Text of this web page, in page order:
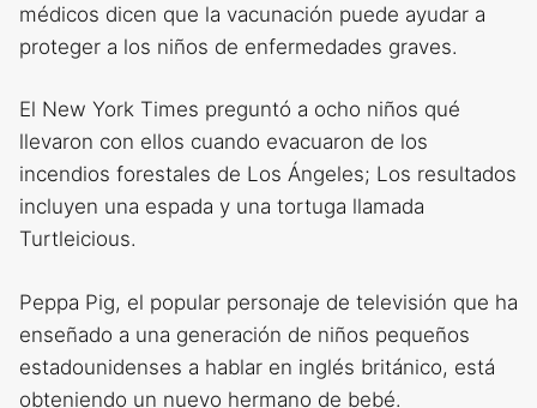
médicos dicen que la vacunación puede ayudar a
proteger a los niños de enfermedades graves.
El New York Times preguntó a ocho niños qué
llevaron con ellos cuando evacuaron de los
incendios forestales de Los Ángeles; Los resultados
incluyen una espada y una tortuga llamada
Turtleicious.
Peppa Pig, el popular personaje de televisión que ha
enseñado a una generación de niños pequeños
estadounidenses a hablar en inglés británico, está
obteniendo un nuevo hermano de bebé.